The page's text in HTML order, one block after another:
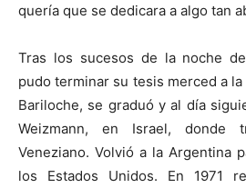
quería que se dedicara a algo tan
Tras los sucesos de la noche
pudo terminar su tesis merced a la
Bariloche, se graduó y al día
Weizmann, en Israel, donde
Veneziano. Volvió a la Argentina
los Estados Unidos. En 1971